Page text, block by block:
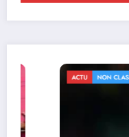
NON CLASSÉ SPORTS